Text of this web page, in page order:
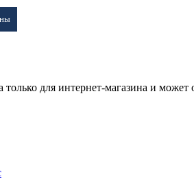
только для интернет-магазина и